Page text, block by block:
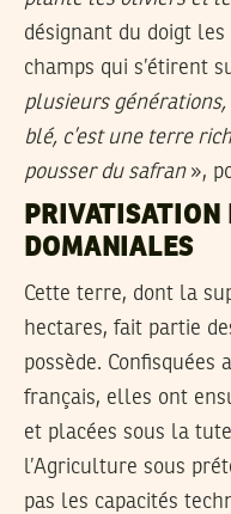
désignant du doigt les
champs qui s’étirent
plusieurs générations,
blé, c’est une terre
pousser du safran »,
PRIVATISATION
DOMANIALES
Cette terre, dont la
hectares, fait partie
possède. Confisquées
français, elles ont
et placées sous la
l’Agriculture sous
pas les capacités